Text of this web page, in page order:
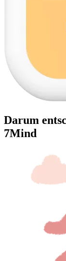
Darum
7Mind